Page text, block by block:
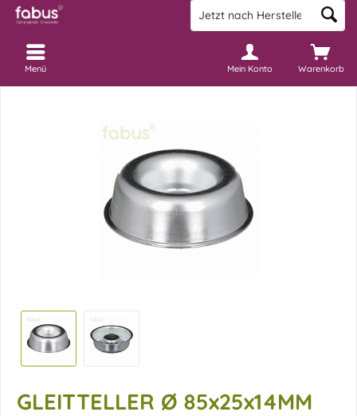
Warenkorb
Mein Konto
Menü
GLEITTELLER Ø 85x25x14MM